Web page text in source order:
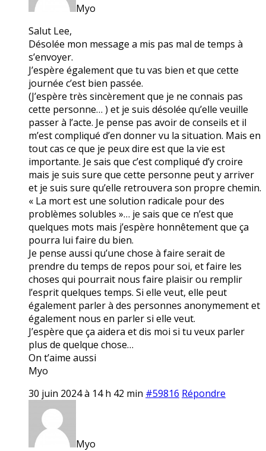
Myo
Salut Lee,
Désolée mon message a mis pas mal de temps à
s’envoyer.
J’espère également que tu vas bien et que cette
journée c’est bien passée.
(J’espère très sincèrement que je ne connais pas
cette personne… ) et je suis désolée qu’elle veuille
passer à l’acte. Je pense pas avoir de conseils et il
m’est compliqué d’en donner vu la situation. Mais en
tout cas ce que je peux dire est que la vie est
importante. Je sais que c’est compliqué d’y croire
mais je suis sure que cette personne peut y arriver
et je suis sure qu’elle retrouvera son propre chemin.
« La mort est une solution radicale pour des
problèmes solubles »… je sais que ce n’est que
quelques mots mais j’espère honnêtement que ça
pourra lui faire du bien.
Je pense aussi qu’une chose à faire serait de
prendre du temps de repos pour soi, et faire les
choses qui pourrait nous faire plaisir ou remplir
l’esprit quelques temps. Si elle veut, elle peut
également parler à des personnes anonymement et
également nous en parler si elle veut.
J’espère que ça aidera et dis moi si tu veux parler
plus de quelque chose…
On t’aime aussi
Myo
30 juin 2024 à 14 h 42 min #59816 Répondre
Myo